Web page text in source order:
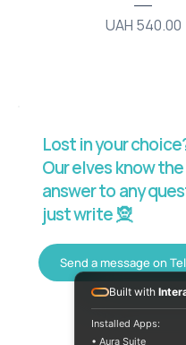
Price
UAH 540.00
Lost in your
Our elves know the
answer to any
just write 🧝
Send a message on
Built with
Installed Apps:
• Aura Suite